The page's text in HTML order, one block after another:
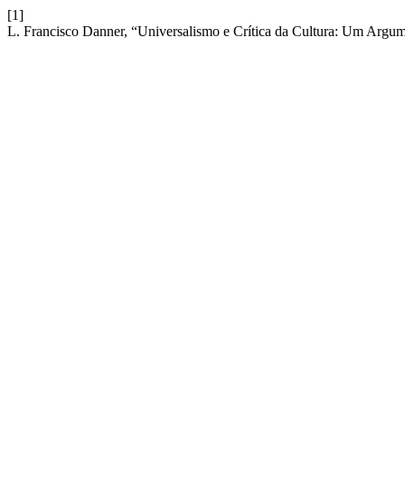
[1]
L. Francisco Danner, “Universalismo e Crítica da Cultura: Um